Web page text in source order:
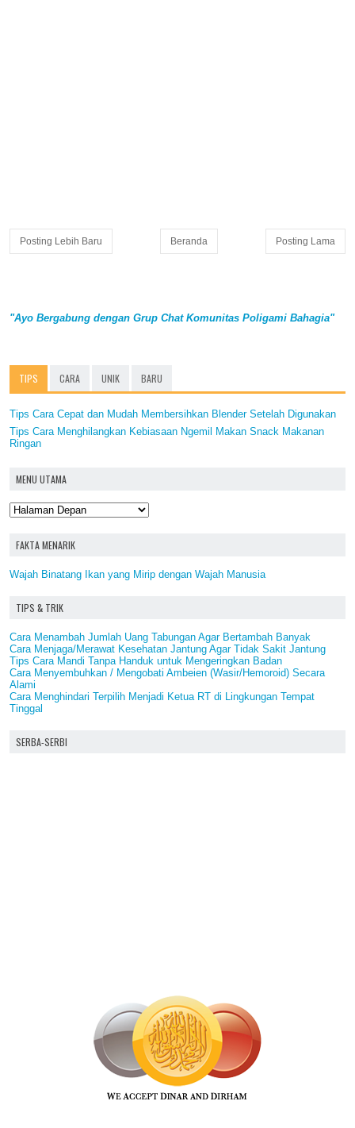
Posting Lebih Baru Posting Lama
Beranda
"Ayo Bergabung dengan Grup Chat Komunitas Poligami Bahagia"
TIPS CARA UNIK BARU
Tips Cara Cepat dan Mudah Membersihkan Blender Setelah Digunakan
Tips Cara Menghilangkan Kebiasaan Ngemil Makan Snack Makanan
Ringan
MENU UTAMA
FAKTA MENARIK
Wajah Binatang Ikan yang Mirip dengan Wajah Manusia
TIPS & TRIK
Cara Menambah Jumlah Uang Tabungan Agar Bertambah Banyak
Cara Menjaga/Merawat Kesehatan Jantung Agar Tidak Sakit Jantung
Tips Cara Mandi Tanpa Handuk untuk Mengeringkan Badan
Cara Menyembuhkan / Mengobati Ambeien (Wasir/Hemoroid) Secara
Alami
Cara Menghindari Terpilih Menjadi Ketua RT di Lingkungan Tempat
Tinggal
SERBA-SERBI